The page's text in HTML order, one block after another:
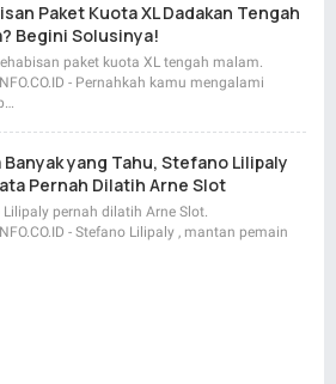
Paket Kuota XL Dadakan Tengah
Begini Solusinya!
paket kuota XL tengah malam.
- Pernahkah kamu mengalami
Banyak yang Tahu, Stefano Lilipaly
Pernah Dilatih Arne Slot
Lilipaly pernah dilatih Arne Slot.
- Stefano Lilipaly , mantan pemain